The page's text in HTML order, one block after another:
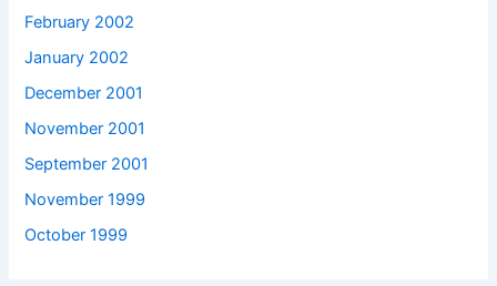
February 2002
January 2002
December 2001
November 2001
September 2001
November 1999
October 1999